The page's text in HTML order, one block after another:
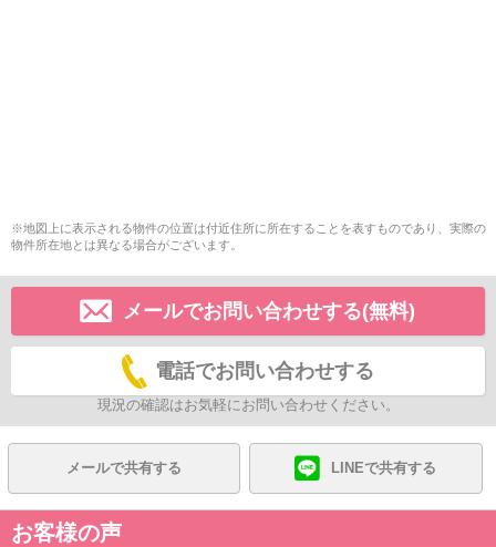
※地図上に表示される物件の位置は付近住所に所在することを表すものであり、実際の
物件所在地とは異なる場合がございます。
メールでお問い合わせする(無料)
電話でお問い合わせする
現況の確認はお気軽にお問い合わせください。
メールで共有する LINEで共有する
お客様の声